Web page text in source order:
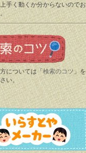
手く動くか分からないのでお
については「 検索のコツ 」を
い。